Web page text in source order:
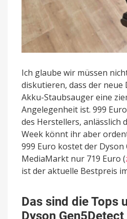
Ich glaube wir müssen
diskutieren, dass der neue
Akku-Staubsauger eine
Angelegenheit ist. 999
des Herstellers, anlässlich
Week könnt ihr aber
999 Euro kostet der Dyson
MediaMarkt nur 719 Euro (
ist der aktuelle Bestpreis
Das sind die Tops
Dyson Gen5Detect